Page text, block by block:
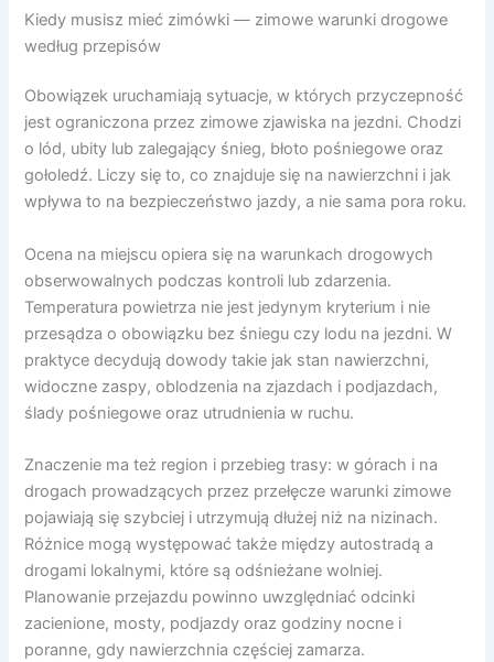
Kiedy musisz mieć zimówki — zimowe warunki drogowe
według przepisów
Obowiązek uruchamiają sytuacje, w których przyczepność
jest ograniczona przez zimowe zjawiska na jezdni. Chodzi
o lód, ubity lub zalegający śnieg, błoto pośniegowe oraz
gołoledź. Liczy się to, co znajduje się na nawierzchni i jak
wpływa to na bezpieczeństwo jazdy, a nie sama pora roku.
Ocena na miejscu opiera się na warunkach drogowych
obserwowalnych podczas kontroli lub zdarzenia.
Temperatura powietrza nie jest jedynym kryterium i nie
przesądza o obowiązku bez śniegu czy lodu na jezdni. W
praktyce decydują dowody takie jak stan nawierzchni,
widoczne zaspy, oblodzenia na zjazdach i podjazdach,
ślady pośniegowe oraz utrudnienia w ruchu.
Znaczenie ma też region i przebieg trasy: w górach i na
drogach prowadzących przez przełęcze warunki zimowe
pojawiają się szybciej i utrzymują dłużej niż na nizinach.
Różnice mogą występować także między autostradą a
drogami lokalnymi, które są odśnieżane wolniej.
Planowanie przejazdu powinno uwzględniać odcinki
zacienione, mosty, podjazdy oraz godziny nocne i
poranne, gdy nawierzchnia częściej zamarza.